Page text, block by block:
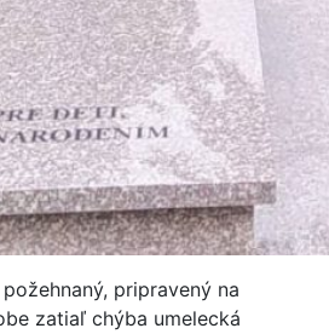
pripravený na
zatiaľ chýba umelecká